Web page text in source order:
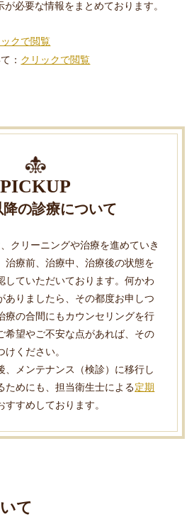
必要な情報をまとめております。
クで閲覧
： クリックで閲覧
PICKUP
降の診療について
クリーニングや治療を進めていき
治療前、治療中、治療後の状態を
していただいております。何かわ
ありましたら、その都度お申しつ
療の合間にもカウンセリングを行
希望やご不安な点があれば、その
ください。
、メンテナンス（検診）に移行し
ためにも、担当衛生士による定期
すすめしております。
て